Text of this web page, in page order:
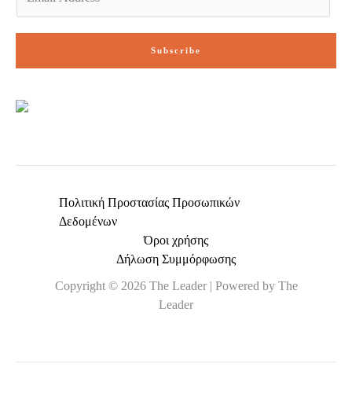
Subscribe
Πολιτική Προστασίας Προσωπικών
Δεδομένων
Όροι χρήσης
Δήλωση Συμμόρφωσης
Copyright © 2026 The Leader | Powered by The
Leader